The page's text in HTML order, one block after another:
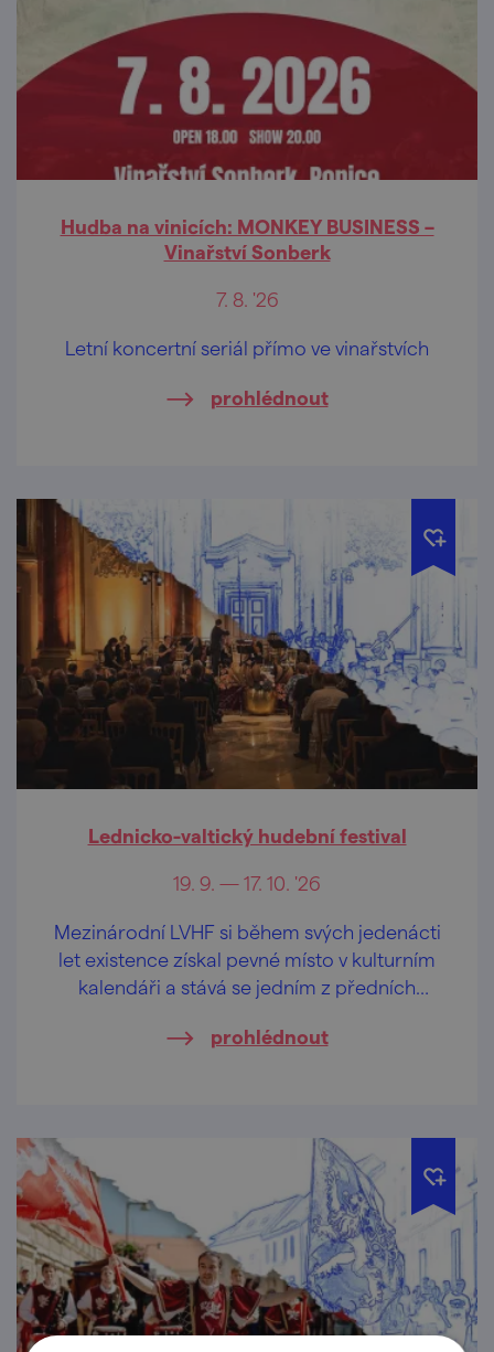
Hudba na vinicích: MONKEY BUSINESS –
Vinařství Sonberk
7. 8. '26
Letní koncertní seriál přímo ve vinařstvích
prohlédnout
Lednicko-valtický hudební festival
19. 9. — 17. 10. '26
Mezinárodní LVHF si během svých jedenácti
let existence získal pevné místo v kulturním
kalendáři a stává se jedním z předních
prohlédnout